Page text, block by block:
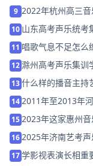
9 2022年杭州高三
10 山东高考声乐统考
11 唱歌气息不足怎么
12滁州高考声乐集训
13什么样的播音主持
14 2011年至2013年
15 2023年这家惠州音
16 2025年济南艺考声
17学影视表演长相重